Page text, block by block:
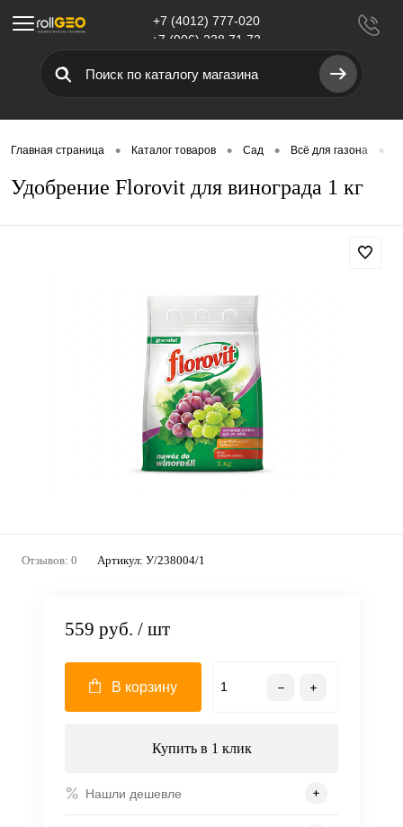
Меню
+7 (4012) 777-020
+7 (906) 238 71 72
Главная страница • Каталог товаров • Сад • Всё для газона •
Удобрение Florovit для винограда 1 кг
Отзывов: 0 Артикул: У/238004/1
559 руб. / шт
В корзину
Купить в 1 клик
Нашли дешевле